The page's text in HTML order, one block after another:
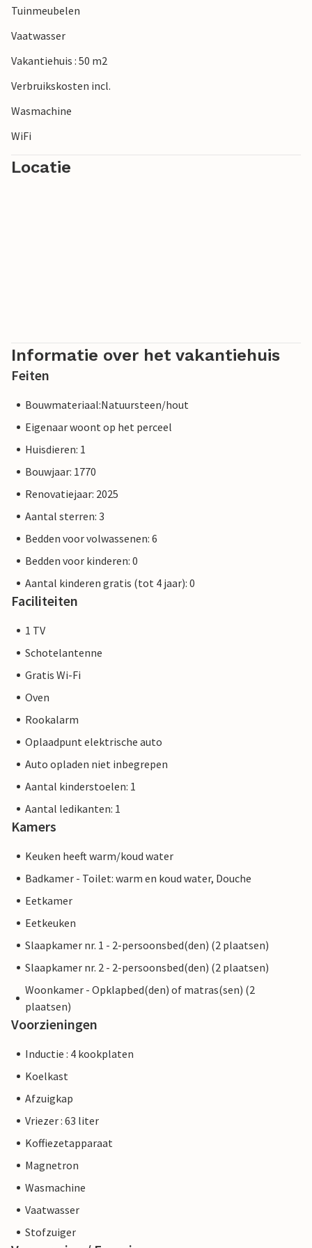
Tuinmeubelen
Vaatwasser
Vakantiehuis : 50 m2
Verbruikskosten incl.
Wasmachine
WiFi
Locatie
Informatie over het vakantiehuis
Feiten
Bouwmateriaal:Natuursteen/hout
Eigenaar woont op het perceel
Huisdieren: 1
Bouwjaar: 1770
Renovatiejaar: 2025
Aantal sterren: 3
Bedden voor volwassenen: 6
Bedden voor kinderen: 0
Aantal kinderen gratis (tot 4 jaar): 0
Faciliteiten
1 TV
Schotelantenne
Gratis Wi-Fi
Oven
Rookalarm
Oplaadpunt elektrische auto
Auto opladen niet inbegrepen
Aantal kinderstoelen: 1
Aantal ledikanten: 1
Kamers
Keuken heeft warm/koud water
Badkamer - Toilet: warm en koud water, Douche
Eetkamer
Eetkeuken
Slaapkamer nr. 1 - 2-persoonsbed(den) (2 plaatsen)
Slaapkamer nr. 2 - 2-persoonsbed(den) (2 plaatsen)
Woonkamer - Opklapbed(den) of matras(sen) (2
plaatsen)
Voorzieningen
Inductie : 4 kookplaten
Koelkast
Afzuigkap
Vriezer : 63 liter
Koffiezetapparaat
Magnetron
Wasmachine
Vaatwasser
Stofzuiger